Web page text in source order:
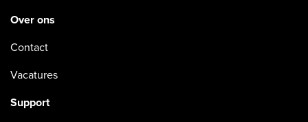
Over ons
Contact
Vacatures
Support